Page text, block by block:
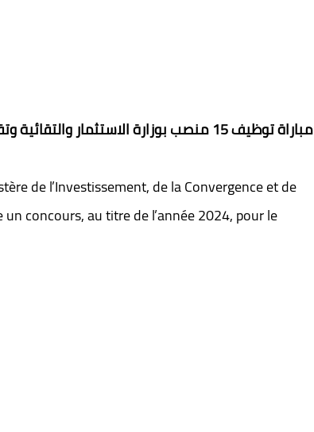
مباراة توظيف 15 منصب بوزارة الاستثمار والتقائية وتقييم السياسات العمومية 2024
de l’Investissement, de la Convergence et de
concours, au titre de l’année 2024, pour le